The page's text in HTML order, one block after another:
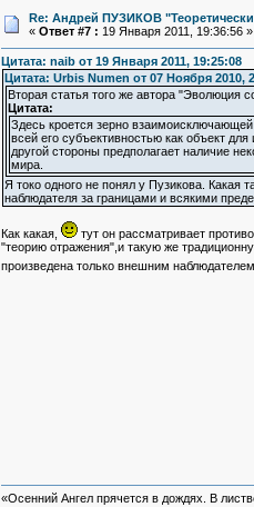
Re: Андрей ПУЗИКОВ
« Ответ #7 : 19 Января 2011, 19:36:56 »
Цитата: naib от 19 Января 2011, 19:25:08
Цитата: Urbis Numen от 07 Ноября 2010,
Вторая статья того же автора "Эволюция
Цитата:
Здесь кроется зерно
всей его субъективностью как объект
другой стороны предполагает наличие
мира.
Я токо одного не понял у Пузикова. Какая
наблюдателя за границами и всякими
Как какая,
тут он рассматривает
"теорию отражения",и такую же
произведена только внешним
«Осенний Ангел прячется в дождях. В